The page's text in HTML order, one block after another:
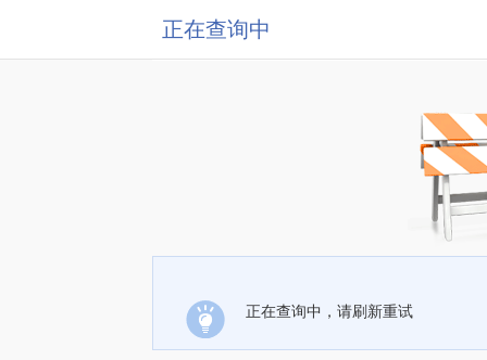
正在查询中
正在查询中，请刷新重试